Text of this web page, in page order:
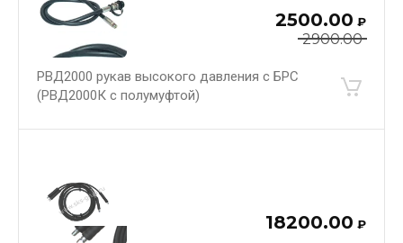
2900.00
2500.00 ₽
РВД2000 рукав высокого давления с БРС
(РВД2000К с полумуфтой)
18200.00 ₽